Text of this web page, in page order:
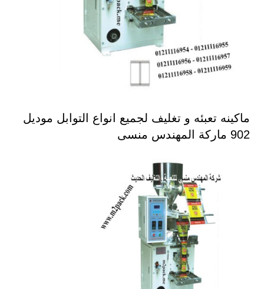
ماكينه تعبئه و تغليف لجميع انواع التوابل موديل
902 ماركة المهندس منسى